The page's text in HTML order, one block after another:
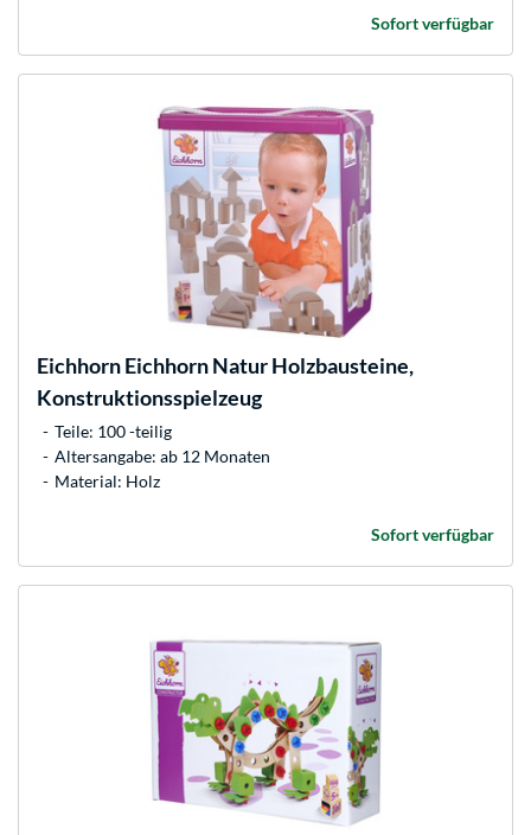
Sofort verfügbar
EichhornEichhorn Natur Holzbausteine,
Konstruktionsspielzeug
Teile: 100 -teilig
Altersangabe: ab 12 Monaten
Material: Holz
Sofort verfügbar